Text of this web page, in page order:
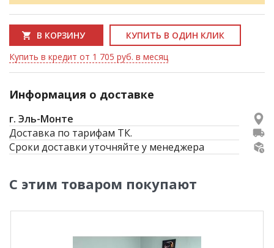
В КОРЗИНУ
КУПИТЬ В ОДИН КЛИК
Купить в кредит от 1 705 руб. в месяц
Информация о доставке
г. Эль-Монте
Доставка по тарифам ТК.
Сроки доставки уточняйте у менеджера
С этим товаром покупают